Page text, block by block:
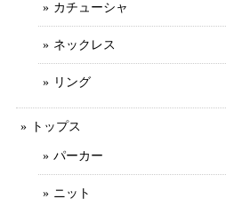
カチューシャ
ネックレス
リング
トップス
パーカー
ニット